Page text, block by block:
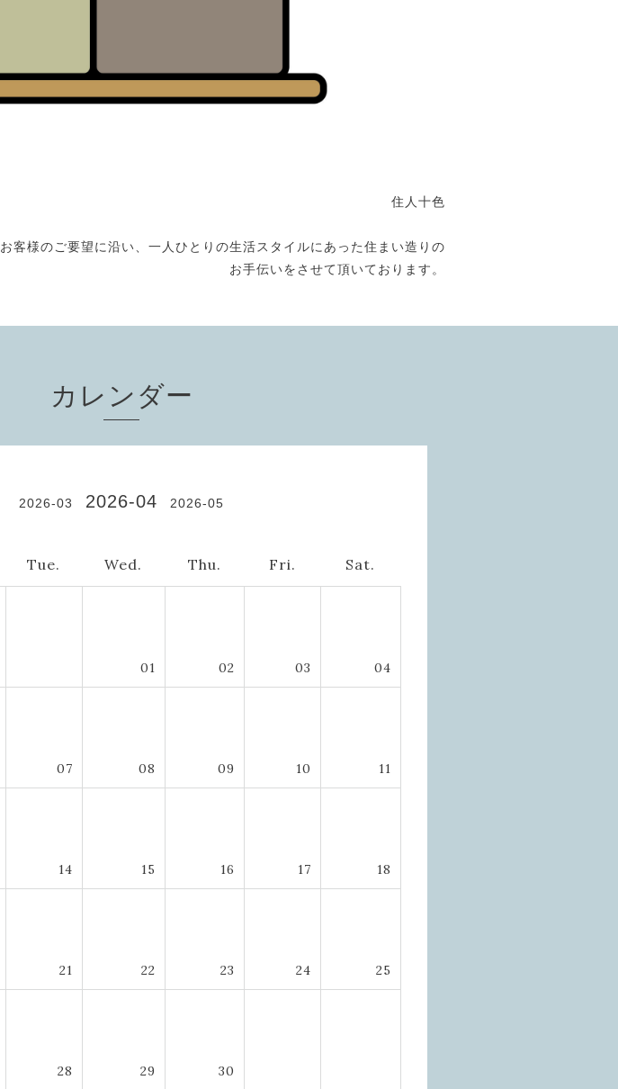
住人十色
お客様のご要望に沿い、一人ひとりの生活スタイルにあった住まい造りの
お手伝いをさせて頂いております。
カレンダー
2026-03 2026-04 2026-05
Tue. Wed. Thu. Fri. Sat.
01 02 03 04
07 08 09 10 11
14 15 16 17 18
21 22 23 24 25
28 29 30